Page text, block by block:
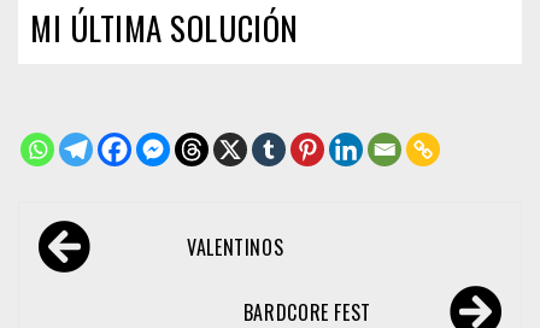
MI ÚLTIMA SOLUCIÓN
Navegación
de VALENTINOS
BARDCORE FEST